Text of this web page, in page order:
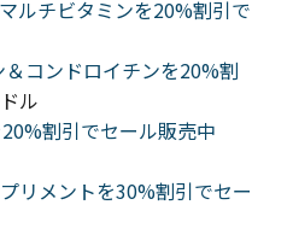
ルチビタミンを20%割引で
コンドロイチンを20%割
ル
割引でセール販売中
リメントを30%割引でセー